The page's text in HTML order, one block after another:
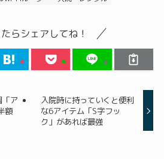
らシェアしてね！
「ア
額
入院時に持っていくと便利
な6アイテム「S字フッ
ク」があれば最強